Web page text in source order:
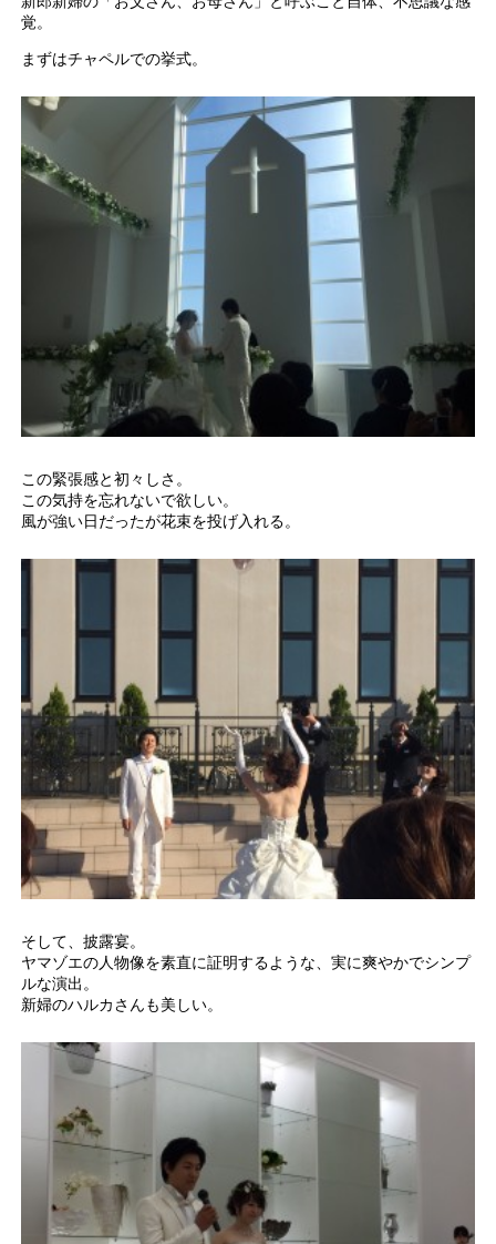
覚。
まずはチャペルでの挙式。
この緊張感と初々しさ。
この気持を忘れないで欲しい。
風が強い日だったが花束を投げ入れる。
そして、披露宴。
ヤマゾエの人物像を素直に証明するような、実に爽やかでシンプ
ルな演出。
新婦のハルカさんも美しい。